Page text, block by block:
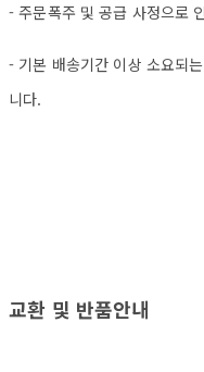
- 주문폭주 및 공급 사정으로
- 기본 배송기간 이상 소요되
니다.
교환 및 반품안내